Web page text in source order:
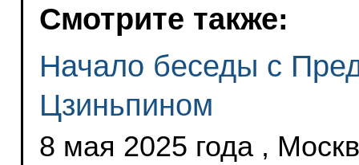
Смотрите также:
Начало беседы с
Цзиньпином
8 мая 2025 года ,